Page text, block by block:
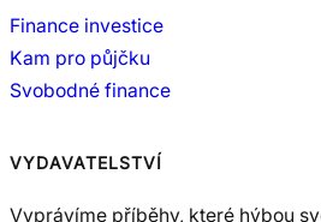
Finance investice
Kam pro půjčku
Svobodné finance
VYDAVATELSTVÍ
Vyprávíme příběhy, které hýbou